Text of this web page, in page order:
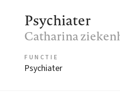
Psychiater
Catharina
FUNCTIE
Psychiater